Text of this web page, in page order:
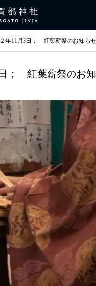
年11月3日； 紅葉薪祭のお知らせ
； 紅葉薪祭のお